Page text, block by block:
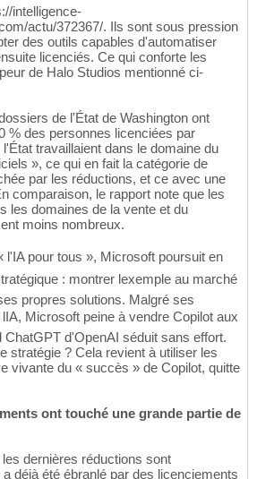
intelligence-
actu/372367/. Ils sont sous pression
des outils capables d'automatiser
licenciés. Ce qui conforte les
de Halo Studios mentionné ci-
de l'État de Washington ont
% des personnes licenciées par
travaillaient dans le domaine du
», ce qui en fait la catégorie de
par les réductions, et ce avec une
comparaison, le rapport note que les
les domaines de la vente et du
moins nombreux.
l'IA pour tous », Microsoft poursuit en
: montrer lexemple au marché
propres solutions. Malgré ses
Microsoft peine à vendre Copilot aux
ChatGPT d'OpenAI séduit sans effort.
stratégie ? Cela revient à utiliser les
vivante du « succès » de Copilot, quitte
ont touché une grande partie de
dernières réductions sont
déjà été ébranlé par des licenciements